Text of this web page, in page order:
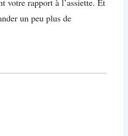
un peu plus de